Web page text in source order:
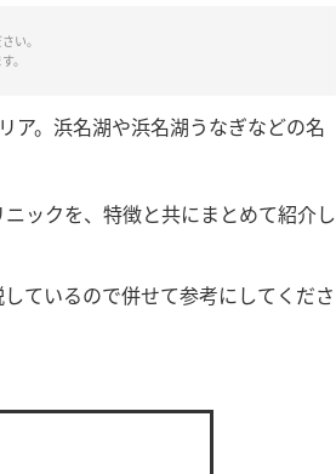
い。
。
ア。浜名湖や浜名湖うなぎなどの名
ックを、特徴と共にまとめて紹介し
ているので併せて参考にしてくださ